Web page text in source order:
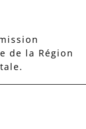
de la Région